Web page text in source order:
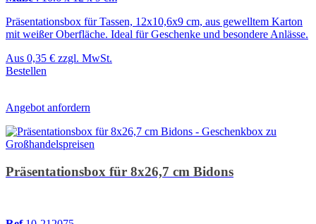
Präsentationsbox für Tassen, 12x10,6x9 cm, aus gewelltem Karton
mit weißer Oberfläche. Ideal für Geschenke und besondere Anlässe.
Aus 0,35 € zzgl. MwSt.
Bestellen
Angebot anfordern
Präsentationsbox für 8x26,7 cm Bidons